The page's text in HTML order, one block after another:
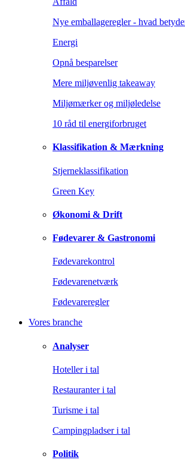
Nye emballageregler - hvad
Energi
Opnå besparelser
Mere miljøvenlig takeaway
Miljømærker og miljøledelse
10 råd til energiforbruget
Klassifikation & Mærkning
Stjerneklassifikation
Green Key
Økonomi & Drift
Fødevarer & Gastronomi
Fødevarekontrol
Fødevarenetværk
Fødevareregler
Vores branche
Analyser
Hoteller i tal
Restauranter i tal
Turisme i tal
Campingpladser i tal
Politik